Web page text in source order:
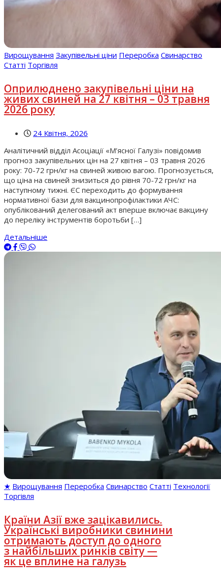
Вирощування Закупівельні ціни Переробка Свинарство
Статті Торгівля
Оприлюднено закупівельні ціни на
живих свиней на 27 квітня – 03 травня
2026 року
24 Квітня, 2026
Аналітичний відділ Асоціації «М’ясної Галузі» повідомив
прогноз закупівельних цін на 27 квітня – 03 травня 2026
року: 70-72 грн/кг на свиней живою вагою. Прогнозується,
що ціна на свиней знизиться до рівня 70-72 грн/кг на
наступному тижні. ЄС переходить до формування
нормативної бази для вакцинопрофілактики АЧС:
опублікований делегований акт вперше включає вакцину
до переліку інструментів боротьби […]
Детальніше
★ Вирощування Переробка Свинарство Статті Технології
Торгівля
Країни Азії вже зацікавились.
Українські виробники свинини
отримають доступ до одного
з найбільших ринків світу —
як це вплине на галузь